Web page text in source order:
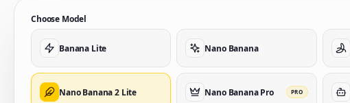
Choose Model
Banana Lite Nano Banana
Nano Banana 2 Lite Nano Banana Pro PRO